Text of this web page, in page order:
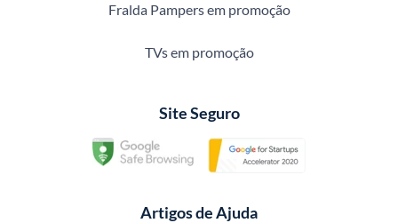
Fralda Pampers em promoção
TVs em promoção
Site Seguro
Artigos de Ajuda